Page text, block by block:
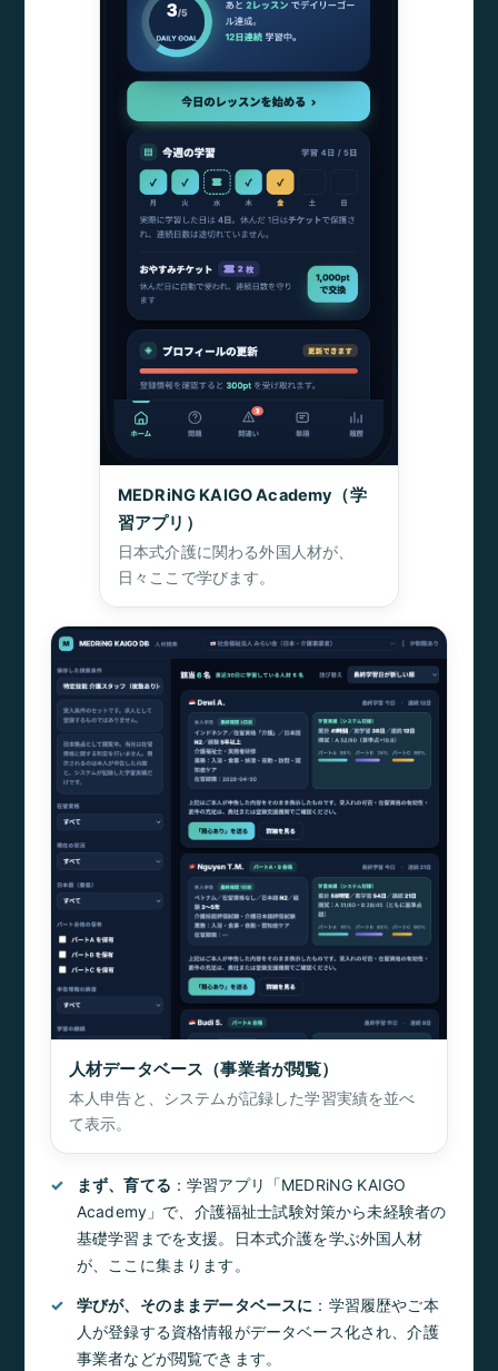
MEDRiNG KAIGO Academy（学
習アプリ）
日本式介護に関わる外国人材が、
日々ここで学びます。
人材データベース（事業者が閲覧）
本人申告と、システムが記録した学習実績を並べ
て表示。
まず、育てる ：学習アプリ「MEDRiNG KAIGO
Academy」で、介護福祉士試験対策から未経験者の
基礎学習までを支援。日本式介護を学ぶ外国人材
が、ここに集まります。
学びが、そのままデータベースに ：学習履歴やご本
人が登録する資格情報がデータベース化され、介護
事業者などが閲覧できます。